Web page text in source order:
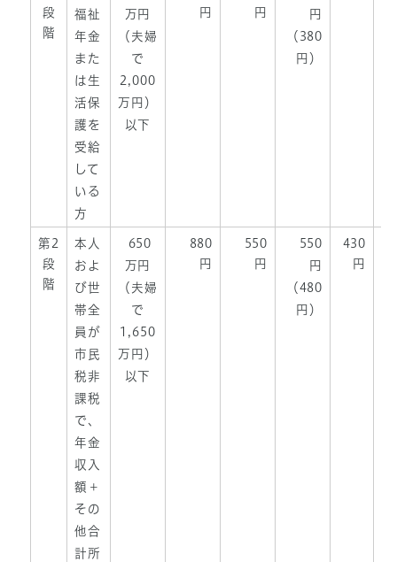
段
階
福祉
年金
また
は生
活保
護を
受給
して
いる
方
万円
（夫婦
で
2,000
万円）
以下
円
円
円
（380
円）
第2
段
階
本人
およ
び世
帯全
員が
市民
税非
課税
で、
年金
収入
額＋
その
他合
計所
650
万円
（夫婦
で
1,650
万円）
以下
880
円
550
円
550
円
（480
円）
430
円